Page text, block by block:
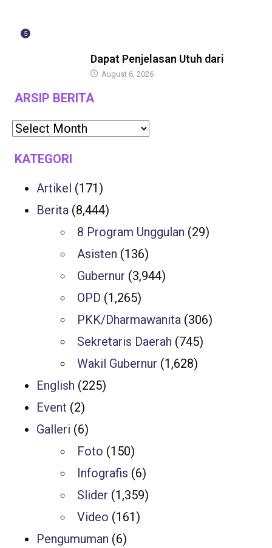
5
Dapat Penjelasan Utuh dari
August 6, 2026
ARSIP BERITA
KATEGORI
Artikel (171)
Berita (8,444)
8 Program Unggulan (29)
Asisten (136)
Gubernur (3,944)
OPD (1,265)
PKK/Dharmawanita (306)
Sekretaris Daerah (745)
Wakil Gubernur (1,628)
English (225)
Event (2)
Galleri (6)
Foto (150)
Infografis (6)
Slider (1,359)
Video (161)
Pengumuman (6)